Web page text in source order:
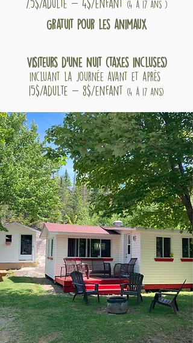
7.5$/adulte - 4$/enfant
(4 à 17 ans )
Gratuit pour les animaux
Visiteurs d'une nuit (taxes incluses)
incluant la journée avant et après
15$/adulte - 8$/enfant (4 à 17 ans)